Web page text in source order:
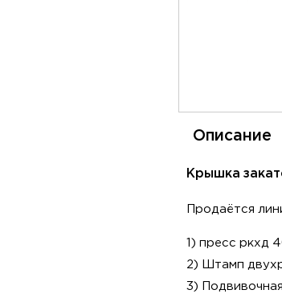
Описание
Крышка
Продаётся
1) пресс ркхд
2) Штамп
3)